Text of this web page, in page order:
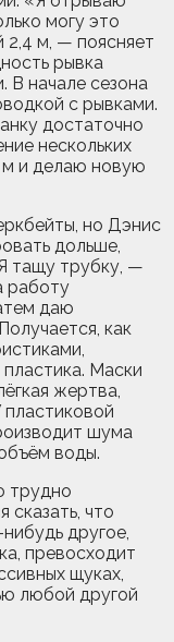
могу это
м, — поясняет
рывка
В начале сезона
с рывками.
достаточно
нескольких
м и делаю новую
но Дэнис
дольше,
тащу трубку, —
работу
даю
как
Маски
жертва,
шума
воды.
трудно
сказать, что
другое,
превосходит
щуках,
любой другой